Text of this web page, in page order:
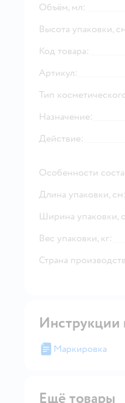
Объём, мл:
Высота упаковки,
Код товара:
Артикул:
Тип
Назначение:
Действие:
Особенности
Длина упаковки, см:
Ширина упаковки,
Вес упаковки, кг:
Страна
Инструкции
Маркировка
Ещё товары